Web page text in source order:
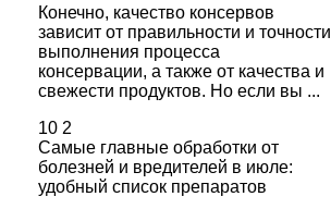
Конечно, качество консервов
зависит от правильности и точности
выполнения процесса
консервации, а также от качества и
свежести продуктов. Но если вы ...
10 2
Самые главные обработки от
болезней и вредителей в июле:
удобный список препаратов